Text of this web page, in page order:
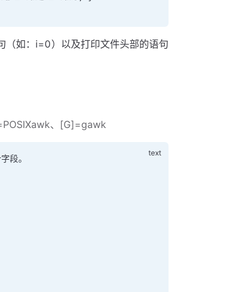
（如：i=0）以及打印文件头部的语句
、[G]=gawk
段。